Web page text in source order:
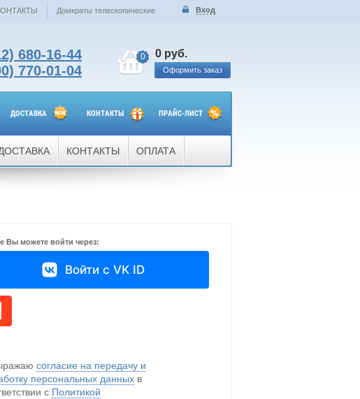
Вход
Домкраты телескопические
0 0 руб.
Оформить заказ
680-16-44
770-01-04
ДОСТАВКА КОНТАКТЫ ПРАЙС-ЛИСТ
КОНТАКТЫ ОПЛАТА
Вы можете войти через:
Войти с VK ID
согласие на передачу и
персональных данныхв
с Политикой